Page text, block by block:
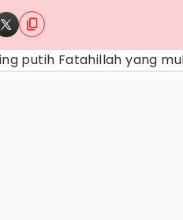
putih Fatahillah yang